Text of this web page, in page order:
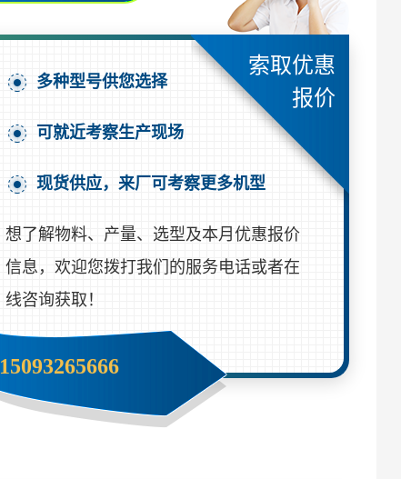
多种型号供您选择
可就近考察生产现场
现货供应，来厂可考察更多机型
想了解物料、产量、选型及本月优惠报价
信息，欢迎您拨打我们的服务电话或者在
线咨询获取！
索取优惠
报价
15093265666